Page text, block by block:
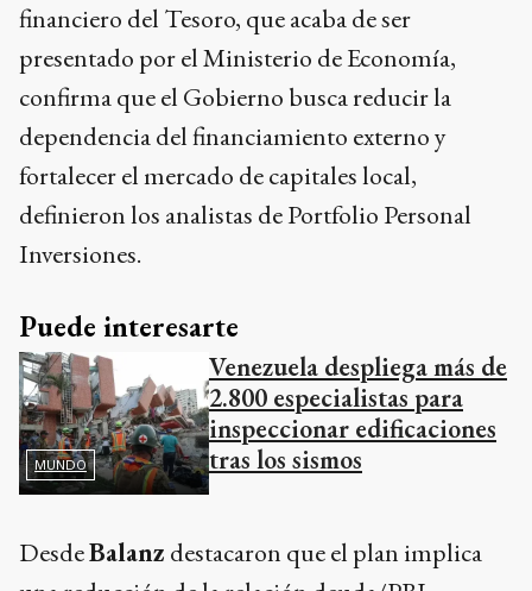
financiero del Tesoro, que acaba de ser
presentado por el Ministerio de Economía,
confirma que el Gobierno busca reducir la
dependencia del financiamiento externo y
fortalecer el mercado de capitales local,
definieron los analistas de Portfolio Personal
Inversiones.
Puede interesarte
MUNDO
Venezuela despliega más de
2.800 especialistas para
inspeccionar edificaciones
tras los sismos
DesdeBalanz destacaron que el plan implica